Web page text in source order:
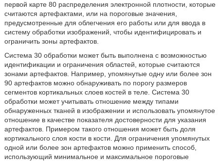
первой карте 80 распределения электронной плотности, которые
считаются артефактами, или на пороговые значения,
предусмотренные для облегчения его работы или для ввода в
систему обработки изображений, чтобы идентифицировать и
ограничить зоны артефактов.
Система 30 обработки может быть выполнена с возможностью
идентификации и ограничения областей, которые считаются
зонами артефактов. Например, упомянутые одну или более зон
90 артефактов можно обнаруживать по порогу размеров
сегментов кортикальных слоев костей в теле. Система 30
обработки может учитывать отношение между типами
обнаруженных тканей в изображении и использовать упомянутое
отношение в качестве показателя достоверности для указания
артефактов. Примером такого отношения может быть доля
кортикального слоя кости в кости. Для ограничения упомянутых
одной или более зон артефактов можно применить способ,
использующий минимальное и максимальное пороговые